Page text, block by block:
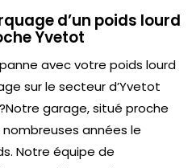
d’un poids lourd
Yvetot
avec votre poids lourd
sur le secteur d’Yvetot
garage, situé proche
années le
Notre équipe de